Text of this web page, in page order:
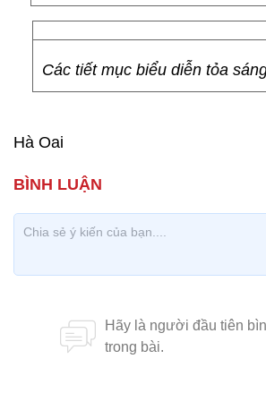
Các tiết mục biểu diễn tỏa
Hà Oai